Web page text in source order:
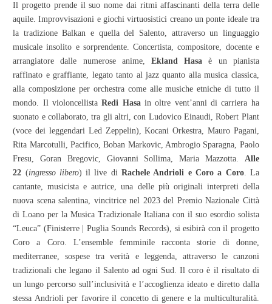
Il progetto prende il suo nome dai ritmi affascinanti della terra delle
aquile. Improvvisazioni e giochi virtuosistici creano un ponte ideale tra
la tradizione Balkan e quella del Salento, attraverso un linguaggio
musicale insolito e sorprendente. Concertista, compositore, docente e
arrangiatore dalle numerose anime, Ekland Hasa è un pianista
raffinato e graffiante, legato tanto al jazz quanto alla musica classica,
alla composizione per orchestra come alle musiche etniche di tutto il
mondo. Il violoncellistaRedi Hasain oltre vent’anni di carriera ha
suonato e collaborato, tra gli altri, con Ludovico Einaudi, Robert Plant
(voce dei leggendari Led Zeppelin), Kocani Orkestra, Mauro Pagani,
Rita Marcotulli, Pacifico, Boban Markovic, Ambrogio Sparagna, Paolo
Fresu, Goran Bregovic, Giovanni Sollima, Maria Mazzotta. Alle
22 (ingresso libero) il live diRachele Andrioli e Coro a Coro. La
cantante, musicista e autrice, una delle più originali interpreti della
nuova scena salentina, vincitrice nel 2023 del Premio Nazionale Città
di Loano per la Musica Tradizionale Italiana con il suo esordio solista
“Leuca” (Finisterre | Puglia Sounds Records), si esibirà con il progetto
Coro a Coro. L’ensemble femminile racconta storie di donne,
mediterranee, sospese tra verità e leggenda, attraverso le canzoni
tradizionali che legano il Salento ad ogni Sud. Il coro è il risultato di
un lungo percorso sull’inclusività e l’accoglienza ideato e diretto dalla
stessa Andrioli per favorire il concetto di genere e la multiculturalità.